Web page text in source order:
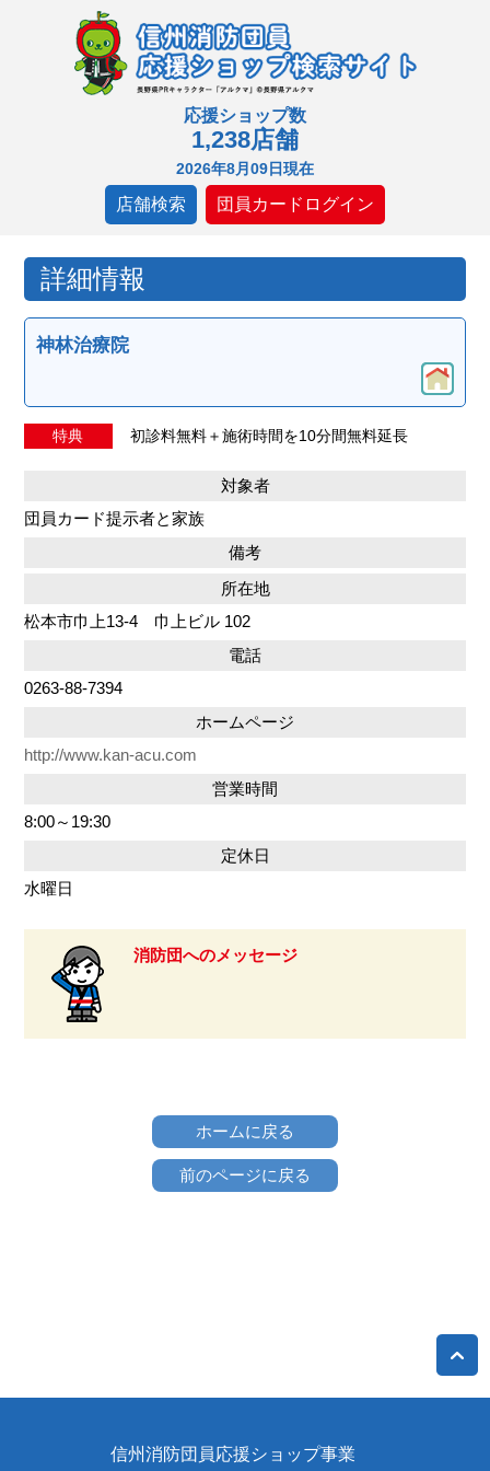
応援ショップ数
1,238店舗
2026年8月09日現在
店舗検索 団員カードログイン
詳細情報
神林治療院
特典 初診料無料＋施術時間を10分間無料延長
対象者
団員カード提示者と家族
備考
所在地
松本市巾上13-4 巾上ビル 102
電話
0263-88-7394
ホームページ
http://www.kan-acu.com
営業時間
8:00～19:30
定休日
水曜日
消防団へのメッセージ
ホームに戻る
前のページに戻る
信州消防団員応援ショップ事業